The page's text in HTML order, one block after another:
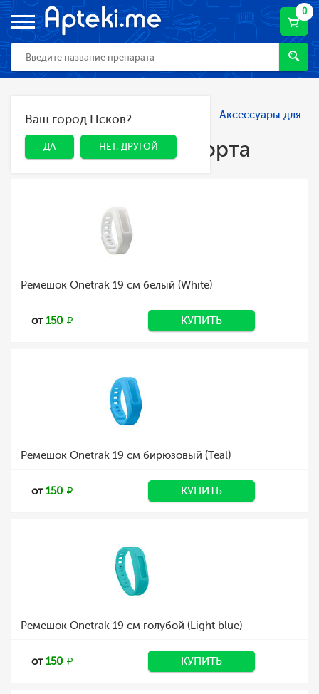
0
ДА НЕТ, ДРУГОЙ
Ваш город Псков?
ДА НЕТ, ДРУГОЙ
Главная Каталог Спорт и фитнес
Аксессуары для
спорта
Аксессуары для спорта
Ремешок Onetrak 19 см белый (White)
от150 КУПИТЬ
Ремешок Onetrak 19 см бирюзовый (Teal)
от150 КУПИТЬ
Ремешок Onetrak 19 см голубой (Light blue)
от150 КУПИТЬ